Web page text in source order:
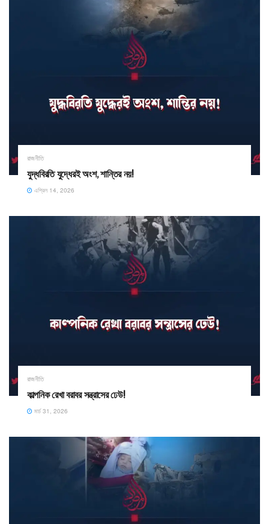
রাজনীতি
যুদ্ধবিরতি যুদ্ধেরই অংশ, শান্তির নয়!
এপ্রিল 14, 2026
রাজনীতি
কাল্পনিক রেখা বরাবর সন্ত্রাসের ঢেউ! ​
মার্চ 31, 2026